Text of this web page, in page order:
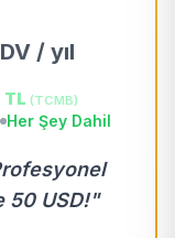
/ yıl
TL (TCMB)
Her Şey Dahil
50 USD!"